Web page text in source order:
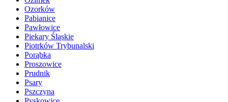
Ozorków
Pabianice
Pawłowice
Piekary Śląskie
Piotrków Trybunalski
Porąbka
Proszowice
Prudnik
Psary
Pszczyna